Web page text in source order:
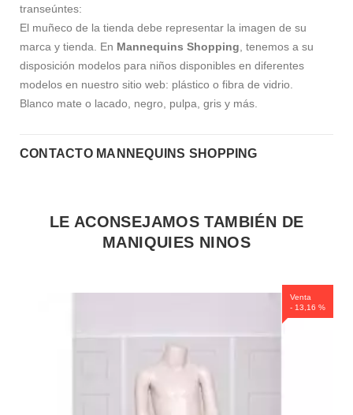
transeúntes:
El muñeco de la tienda debe representar la imagen de su
marca y tienda. En Mannequins Shopping, tenemos a su
disposición modelos para niños disponibles en diferentes
modelos en nuestro sitio web: plástico o fibra de vidrio.
Blanco mate o lacado, negro, pulpa, gris y más.
CONTACTO MANNEQUINS SHOPPING
LE ACONSEJAMOS TAMBIÉN DE
MANIQUIES NINOS
Venta
- 13,16 %